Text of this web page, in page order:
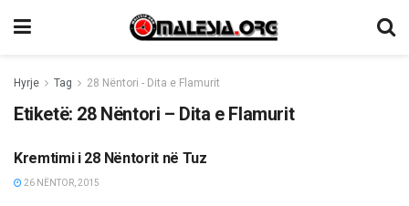
Hyrje Tag 28 Nëntori - Dita e Flamurit
Etiketë: 28 Nëntori – Dita e Flamurit
KULTURË
Kremtimi i 28 Nëntorit në Tuz
26 NËNTOR, 2015